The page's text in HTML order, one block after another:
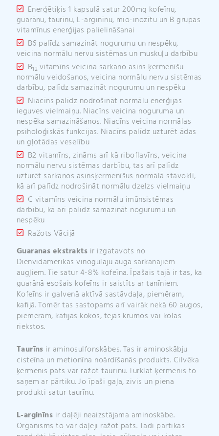
Enerģētiķis 1 kapsulā satur 200mg kofeīnu,
guarānu, taurīnu, L-arginīnu, mio-inozītu un B grupas
vitamīnus enerģijas palielināšanai
B6 palīdz samazināt nogurumu un nespēku,
veicina normālu nervu sistēmas un muskuļu darbību
B12 vitamīns veicina sarkano asins ķermenīšu
normālu veidošanos, veicina normālu nervu sistēmas
darbību, palīdz samazināt nogurumu un nespēku
Niacīns palīdz nodrošināt normālu enerģijas
ieguves vielmaiņu. Niacīns veicina noguruma un
nespēka samazināšanos. Niacīns veicina normālas
psiholoģiskās funkcijas. Niacīns palīdz uzturēt ādas
un gļotādas veselību
B2 vitamīns, zināms arī kā riboflavīns, veicina
normālu nervu sistēmas darbību, tas arī palīdz
uzturēt sarkanos asinsķermenīšus normālā stāvoklī,
kā arī palīdz nodrošināt normālu dzelzs vielmaiņu
C vitamīns veicina normālu imūnsistēmas
darbību, kā arī palīdz samazināt nogurumu un
nespēku
Ražots Vācijā
Guaranas ekstrakts ir izgatavots no
Dienvidamerikas vīnogulāju auga sarkanajiem
augļiem. Tie satur 4-8% kofeīna. Īpašais tajā ir tas, ka
guarānā esošais kofeīns ir saistīts ar tanīniem.
Kofeīns ir galvenā aktīvā sastāvdaļa, piemēram,
kafijā. Tomēr tas sastopams arī vairāk nekā 60 augos,
piemēram, kafijas kokos, tējas krūmos vai kolas
riekstos.
Taurīns ir aminosulfonskābes. Tas ir aminoskābju
cisteīna un metionīna noārdīšanās produkts. Cilvēka
ķermenis pats var ražot taurīnu. Turklāt ķermenis to
saņem ar pārtiku. Jo īpaši gaļa, zivis un piena
produkti satur taurīnu.
L-arginīns ir daļēji neaizstājama aminoskābe.
Organisms to var daļēji ražot pats. Tādi pārtikas